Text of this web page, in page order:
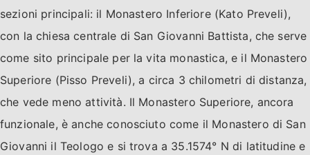
sezioni principali: il Monastero Inferiore (Kato Preveli),
con la chiesa centrale di San Giovanni Battista, che serve
come sito principale per la vita monastica, e il Monastero
Superiore (Pisso Preveli), a circa 3 chilometri di distanza,
che vede meno attività. Il Monastero Superiore, ancora
funzionale, è anche conosciuto come il Monastero di San
Giovanni il Teologo e si trova a 35.1574° N di latitudine e